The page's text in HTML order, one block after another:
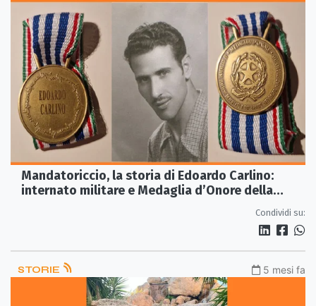
Mandatoriccio, la storia di Edoardo Carlino:
internato militare e Medaglia d’Onore della
Condividi su:
STORIE 5 mesi fa